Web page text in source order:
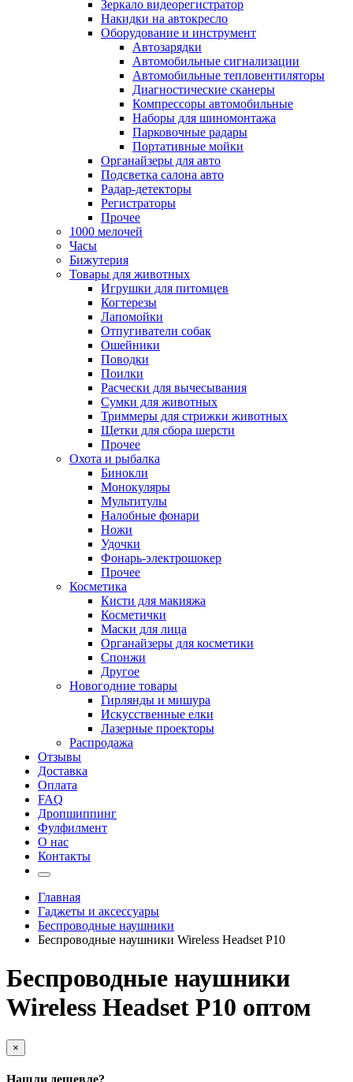
Зеркало видеорегистратор
Накидки на автокресло
Оборудование и инструмент
Автозарядки
Автомобильные сигнализации
Автомобильные тепловентиляторы
Диагностические сканеры
Компрессоры автомобильные
Наборы для шиномонтажа
Парковочные радары
Портативные мойки
Органайзеры для авто
Подсветка салона авто
Радар-детекторы
Регистраторы
Прочее
1000 мелочей
Часы
Бижутерия
Товары для животных
Игрушки для питомцев
Когтерезы
Лапомойки
Отпугиватели собак
Ошейники
Поводки
Поилки
Расчески для вычесывания
Сумки для животных
Триммеры для стрижки животных
Щетки для сбора шерсти
Прочее
Охота и рыбалка
Бинокли
Монокуляры
Мультитулы
Налобные фонари
Ножи
Удочки
Фонарь-электрошокер
Прочее
Косметика
Кисти для макияжа
Косметички
Маски для лица
Органайзеры для косметики
Спонжи
Другое
Новогодние товары
Гирлянды и мишура
Искусственные елки
Лазерные проекторы
Распродажа
Отзывы
Доставка
Оплата
FAQ
Дропшиппинг
Фулфилмент
О нас
Контакты
Главная
Гаджеты и аксессуары
Беспроводные наушники
Беспроводные наушники Wireless Headset P10
Беспроводные наушники
Wireless Headset P10 оптом
×